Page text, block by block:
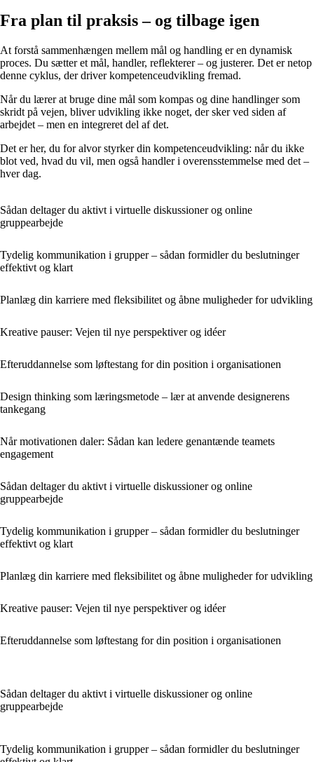
Fra plan til praksis – og tilbage igen
At forstå sammenhængen mellem mål og handling er en dynamisk
proces. Du sætter et mål, handler, reflekterer – og justerer. Det er netop
denne cyklus, der driver kompetenceudvikling fremad.
Når du lærer at bruge dine mål som kompas og dine handlinger som
skridt på vejen, bliver udvikling ikke noget, der sker ved siden af
arbejdet – men en integreret del af det.
Det er her, du for alvor styrker din kompetenceudvikling: når du ikke
blot ved, hvad du vil, men også handler i overensstemmelse med det –
hver dag.
Sådan deltager du aktivt i virtuelle diskussioner og online
gruppearbejde
Tydelig kommunikation i grupper – sådan formidler du beslutninger
effektivt og klart
Planlæg din karriere med fleksibilitet og åbne muligheder for udvikling
Kreative pauser: Vejen til nye perspektiver og idéer
Efteruddannelse som løftestang for din position i organisationen
Design thinking som læringsmetode – lær at anvende designerens
tankegang
Når motivationen daler: Sådan kan ledere genantænde teamets
engagement
Sådan deltager du aktivt i virtuelle diskussioner og online
gruppearbejde
Tydelig kommunikation i grupper – sådan formidler du beslutninger
effektivt og klart
Planlæg din karriere med fleksibilitet og åbne muligheder for udvikling
Kreative pauser: Vejen til nye perspektiver og idéer
Efteruddannelse som løftestang for din position i organisationen
Sådan deltager du aktivt i virtuelle diskussioner og online
gruppearbejde
Tydelig kommunikation i grupper – sådan formidler du beslutninger